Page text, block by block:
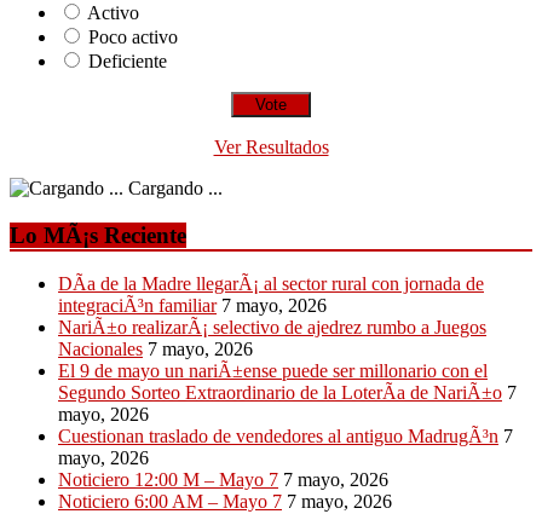
Activo
Poco activo
Deficiente
Ver Resultados
Cargando ...
Lo MÃ¡s Reciente
DÃ­a de la Madre llegarÃ¡ al sector rural con jornada de
integraciÃ³n familiar 7 mayo, 2026
NariÃ±o realizarÃ¡ selectivo de ajedrez rumbo a Juegos
Nacionales 7 mayo, 2026
El 9 de mayo un nariÃ±ense puede ser millonario con el
Segundo Sorteo Extraordinario de la LoterÃ­a de NariÃ±o 7
mayo, 2026
Cuestionan traslado de vendedores al antiguo MadrugÃ³n 7
mayo, 2026
Noticiero 12:00 M – Mayo 7 7 mayo, 2026
Noticiero 6:00 AM – Mayo 7 7 mayo, 2026